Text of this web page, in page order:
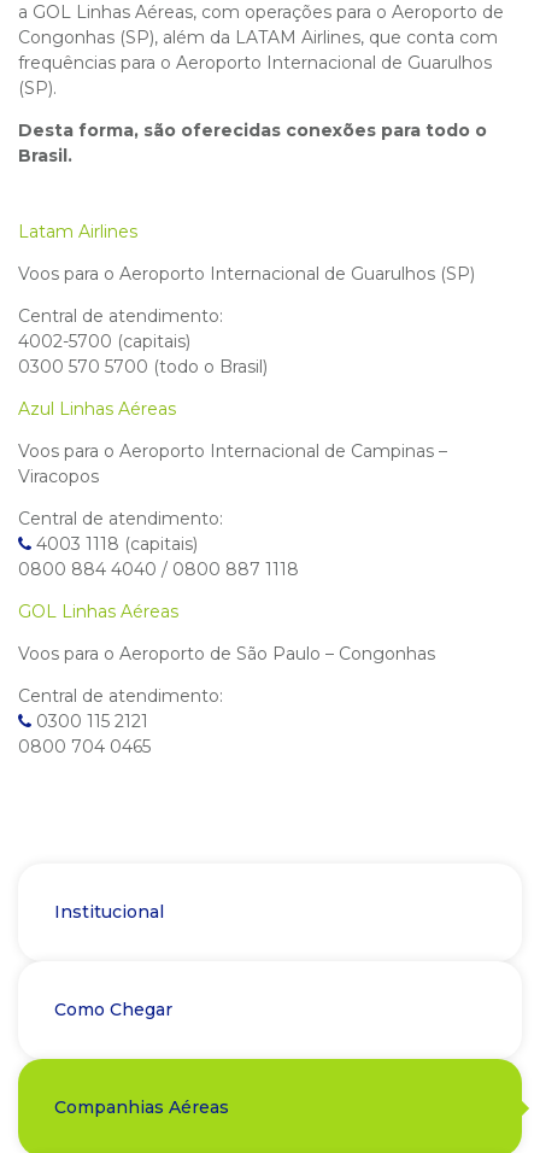
a GOL Linhas Aéreas, com operações para o Aeroporto de
Congonhas (SP), além da LATAM Airlines, que conta com
frequências para o Aeroporto Internacional de Guarulhos
(SP).
Desta forma, são oferecidas conexões para todo o
Brasil.
Latam Airlines
Voos para o Aeroporto Internacional de Guarulhos (SP)
Central de atendimento:
4002-5700 (capitais)
0300 570 5700 (todo o Brasil)
Azul Linhas Aéreas
Voos para o Aeroporto Internacional de Campinas –
Viracopos
Central de atendimento:
4003 1118 (capitais)
0800 884 4040 / 0800 887 1118
GOL Linhas Aéreas
Voos para o Aeroporto de São Paulo – Congonhas
Central de atendimento:
0300 115 2121
0800 704 0465
Institucional
Como Chegar
Companhias Aéreas